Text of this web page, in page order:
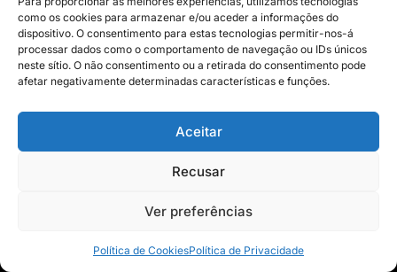
como os cookies para armazenar e/ou aceder a informações do
dispositivo. O consentimento para estas tecnologias permitir-nos-á
processar dados como o comportamento de navegação ou IDs únicos
neste sítio. O não consentimento ou a retirada do consentimento pode
afetar negativamente determinadas características e funções.
Aceitar
Recusar
Ver preferências
Política de CookiesPolítica de Privacidade